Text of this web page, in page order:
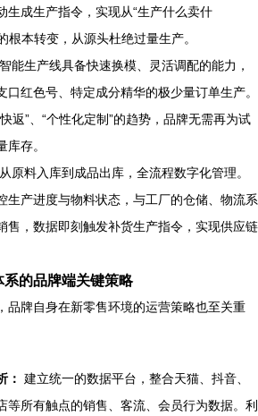
生成生产指令，实现从“生产什么卖什
根本转变，从源头杜绝过量生产。
智能生产线具备快速换模、灵活调配的能力，
红色号、特定成分精华的极少量订单生产。
返”、“个性化定制”的趋势，品牌无需再为试
存。
从原料入库到成品出库，全流程数字化管理。
生产进度与物料状态，与工厂的仓储、物流系
售，数据即刻触发补货生产指令，实现供应链
的品牌端关键策略
品牌自身在新零售环境的运营策略也至关重
： 建立统一的数据平台，整合天猫、抖音、
等所有触点的销售、客流、会员行为数据。利